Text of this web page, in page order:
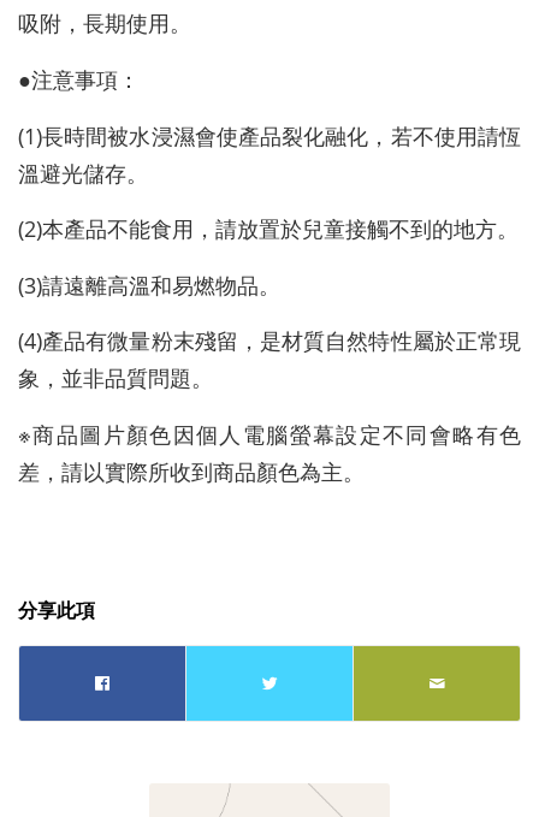
吸附，長期使用。
●注意事項：
(1)長時間被水浸濕會使產品裂化融化，若不使用請恆
溫避光儲存。
(2)本產品不能食用，請放置於兒童接觸不到的地方。
(3)請遠離高溫和易燃物品。
(4)產品有微量粉末殘留，是材質自然特性屬於正常現
象，並非品質問題。
※商品圖片顏色因個人電腦螢幕設定不同會略有色
差，請以實際所收到商品顏色為主。
分享此項